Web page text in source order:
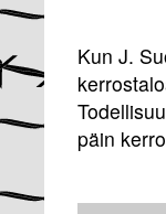
Kun J.
päin